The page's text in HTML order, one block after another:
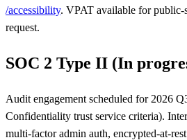
/accessibility. VPAT available for public-
request.
SOC 2 Type II (In
Audit engagement scheduled for 2026
Confidentiality trust service criteria).
multi-factor admin auth, encrypted-at-